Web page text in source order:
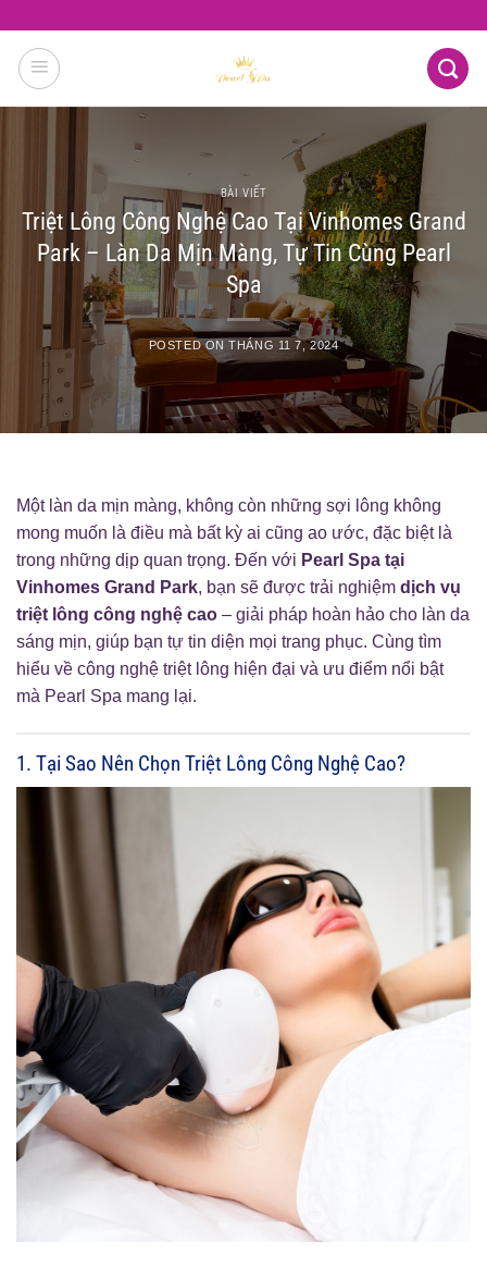
content
BÀI VIẾT
Triệt Lông Công Nghệ Cao Tại Vinhomes Grand
Park – Làn Da Mịn Màng, Tự Tin Cùng Pearl
Spa
POSTED ONTHÁNG 11 7, 2024
Một làn da mịn màng, không còn những sợi lông không
mong muốn là điều mà bất kỳ ai cũng ao ước, đặc biệt là
trong những dịp quan trọng. Đến với Pearl Spa tại
Vinhomes Grand Park, bạn sẽ được trải nghiệm dịch vụ
triệt lông công nghệ cao – giải pháp hoàn hảo cho làn da
sáng mịn, giúp bạn tự tin diện mọi trang phục. Cùng tìm
hiểu về công nghệ triệt lông hiện đại và ưu điểm nổi bật
mà Pearl Spa mang lại.
1. Tại Sao Nên Chọn Triệt Lông Công Nghệ Cao?